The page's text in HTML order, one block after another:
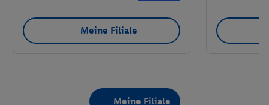
Meine Filiale
Meine Filiale